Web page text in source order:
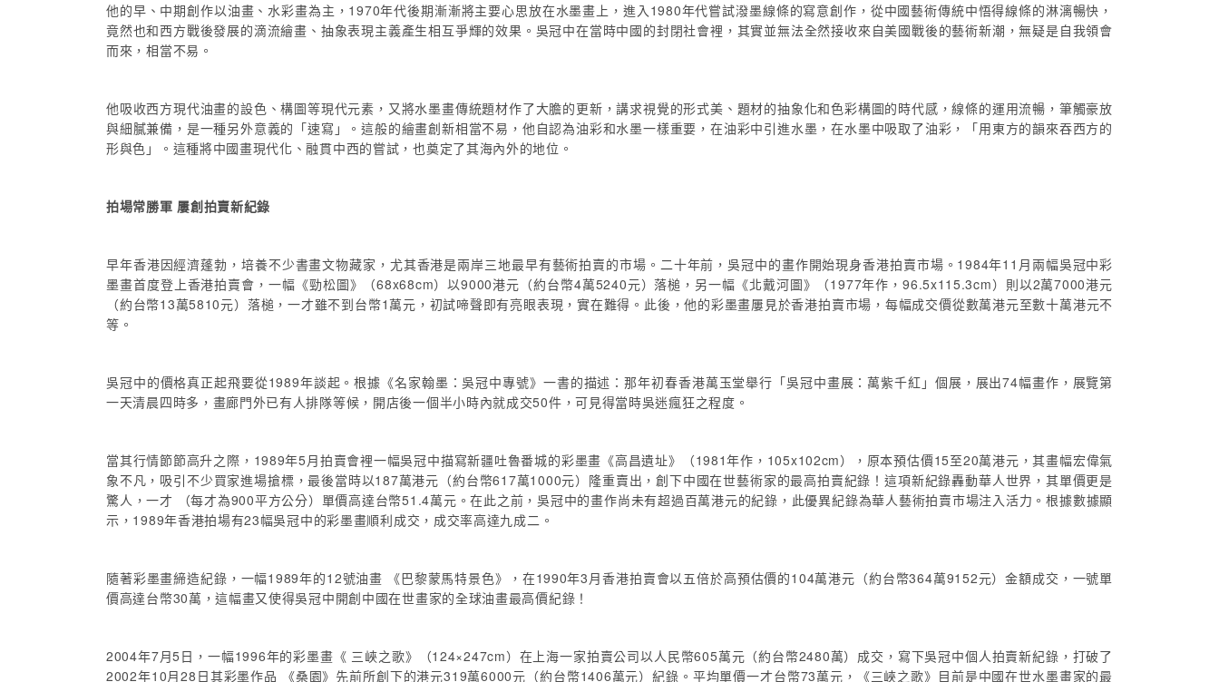
他的早、中期創作以油畫、水彩畫為主，1970年代後期漸漸將主要心思放在水墨畫上，進入1980年代嘗試潑墨線條的寫意創作，從中國藝術傳統中悟得線條的淋漓暢快，
竟然也和西方戰後發展的滴流繪畫、抽象表現主義產生相互爭輝的效果。吳冠中在當時中國的封閉社會裡，其實並無法全然接收來自美國戰後的藝術新潮，無疑是自我領會
而來，相當不易。
他吸收西方現代油畫的設色、構圖等現代元素，又將水墨畫傳統題材作了大膽的更新，講求視覺的形式美、題材的抽象化和色彩構圖的時代感，線條的運用流暢，筆觸豪放
與細膩兼備，是一種另外意義的「速寫」。這般的繪畫創新相當不易，他自認為油彩和水墨一樣重要，在油彩中引進水墨，在水墨中吸取了油彩，「用東方的韻來吞西方的
形與色」。這種將中國畫現代化、融貫中西的嘗試，也奠定了其海內外的地位。
拍場常勝軍 屢創拍賣新紀錄
早年香港因經濟蓬勃，培養不少書畫文物藏家，尤其香港是兩岸三地最早有藝術拍賣的市場。二十年前，吳冠中的畫作開始現身香港拍賣市場。1984年11月兩幅吳冠中彩
墨畫首度登上香港拍賣會，一幅《勁松圖》（68x68cm）以9000港元（約台幣4萬5240元）落槌，另一幅《北戴河圖》（1977年作，96.5x115.3cm）則以2萬7000港元
（約台幣13萬5810元）落槌，一才雖不到台幣1萬元，初試啼聲即有亮眼表現，實在難得。此後，他的彩墨畫屢見於香港拍賣市場，每幅成交價從數萬港元至數十萬港元不
等。
吳冠中的價格真正起飛要從1989年談起。根據《名家翰墨：吳冠中專號》一書的描述：那年初春香港萬玉堂舉行「吳冠中畫展：萬紫千紅」個展，展出74幅畫作，展覽第
一天清晨四時多，畫廊門外已有人排隊等候，開店後一個半小時內就成交50件，可見得當時吳迷瘋狂之程度。
當其行情節節高升之際，1989年5月拍賣會裡一幅吳冠中描寫新疆吐魯番城的彩墨畫《高昌遺址》（1981年作，105x102cm），原本預估價15至20萬港元，其畫幅宏偉氣
象不凡，吸引不少買家進場搶標，最後當時以187萬港元（約台幣617萬1000元）隆重賣出，創下中國在世藝術家的最高拍賣紀錄！這項新紀錄轟動華人世界，其單價更是
驚人，一才 （每才為900平方公分）單價高達台幣51.4萬元。在此之前，吳冠中的畫作尚未有超過百萬港元的紀錄，此優異紀錄為華人藝術拍賣市場注入活力。根據數據顯
示，1989年香港拍場有23幅吳冠中的彩墨畫順利成交，成交率高達九成二。
隨著彩墨畫締造紀錄，一幅1989年的12號油畫 《巴黎蒙馬特景色》，在1990年3月香港拍賣會以五倍於高預估價的104萬港元（約台幣364萬9152元）金額成交，一號單
價高達台幣30萬，這幅畫又使得吳冠中開創中國在世畫家的全球油畫最高價紀錄！
2004年7月5日，一幅1996年的彩墨畫《 三峽之歌》（124×247cm）在上海一家拍賣公司以人民幣605萬元（約台幣2480萬）成交，寫下吳冠中個人拍賣新紀錄，打破了
2002年10月28日其彩墨作品 《桑園》先前所創下的港元319萬6000元（約台幣1406萬元）紀錄。平均單價一才台幣73萬元，《三峽之歌》目前是中國在世水墨畫家的最